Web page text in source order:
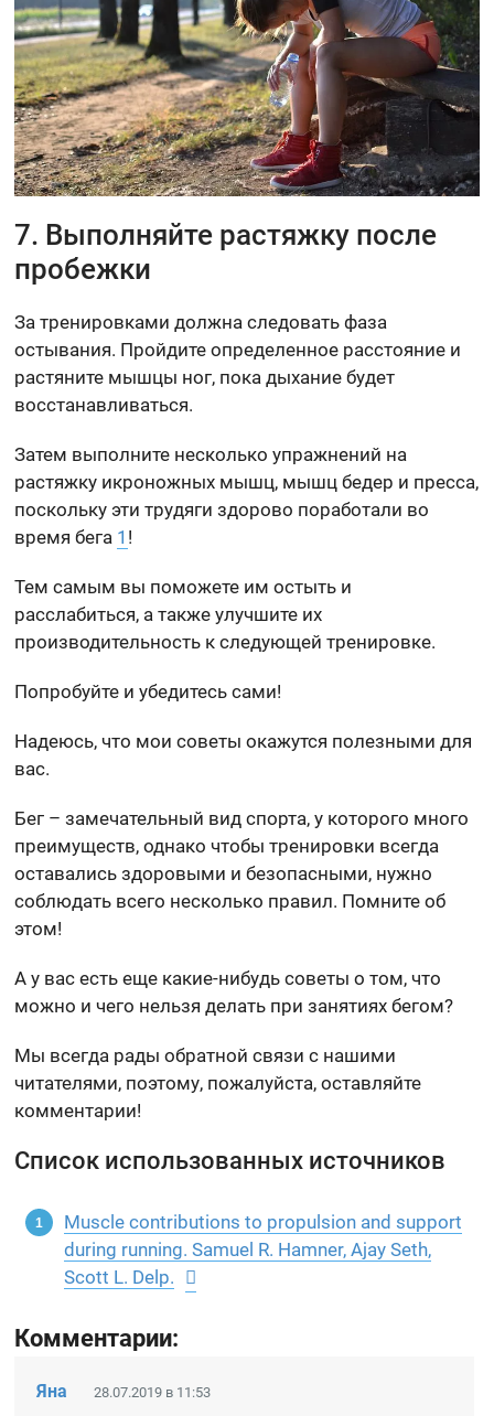
7. Выполняйте растяжку после
пробежки
За тренировками должна следовать фаза
остывания. Пройдите определенное расстояние и
растяните мышцы ног, пока дыхание будет
восстанавливаться.
Затем выполните несколько упражнений на
растяжку икроножных мышц, мышц бедер и пресса,
поскольку эти трудяги здорово поработали во
время бега 1 !
Тем самым вы поможете им остыть и
расслабиться, а также улучшите их
производительность к следующей тренировке.
Попробуйте и убедитесь сами!
Надеюсь, что мои советы окажутся полезными для
вас.
Бег – замечательный вид спорта, у которого много
преимуществ, однако чтобы тренировки всегда
оставались здоровыми и безопасными, нужно
соблюдать всего несколько правил. Помните об
этом!
А у вас есть еще какие-нибудь советы о том, что
можно и чего нельзя делать при занятиях бегом?
Мы всегда рады обратной связи с нашими
читателями, поэтому, пожалуйста, оставляйте
комментарии!
Список использованных источников
Muscle contributions to propulsion and support
during running. Samuel R. Hamner, Ajay Seth,
Scott L. Delp.
Комментарии:
Яна 28.07.2019 в 11:53